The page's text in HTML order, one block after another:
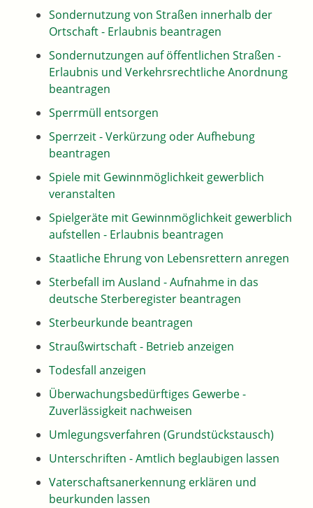
Sondernutzung von Straßen innerhalb der
Ortschaft - Erlaubnis beantragen
Sondernutzungen auf öffentlichen Straßen -
Erlaubnis und Verkehrsrechtliche Anordnung
beantragen
Sperrmüll entsorgen
Sperrzeit - Verkürzung oder Aufhebung
beantragen
Spiele mit Gewinnmöglichkeit gewerblich
veranstalten
Spielgeräte mit Gewinnmöglichkeit gewerblich
aufstellen - Erlaubnis beantragen
Staatliche Ehrung von Lebensrettern anregen
Sterbefall im Ausland - Aufnahme in das
deutsche Sterberegister beantragen
Sterbeurkunde beantragen
Straußwirtschaft - Betrieb anzeigen
Todesfall anzeigen
Überwachungsbedürftiges Gewerbe -
Zuverlässigkeit nachweisen
Umlegungsverfahren (Grundstückstausch)
Unterschriften - Amtlich beglaubigen lassen
Vaterschaftsanerkennung erklären und
beurkunden lassen